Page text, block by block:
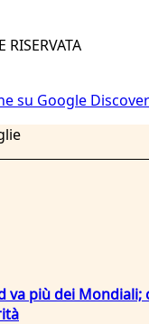
su Google
va più dei Mondiali;